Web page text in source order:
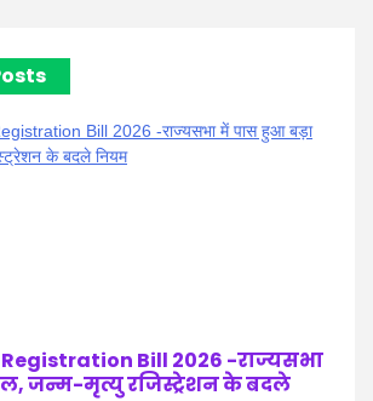
Bill 2026 -राज्यसभा
जन्म-मृत्यु रजिस्ट्रेशन के बदले